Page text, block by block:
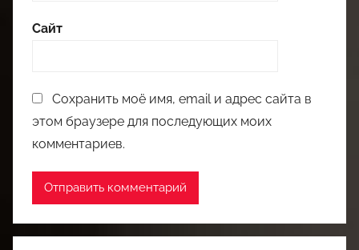
Сайт
Сохранить моё имя, email и адрес сайта в
этом браузере для последующих моих
комментариев.